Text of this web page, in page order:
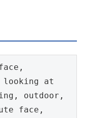
looking at
outdoor,
face,